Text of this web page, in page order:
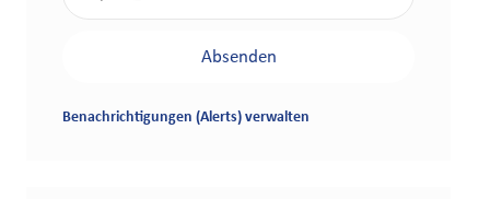
Absenden
Benachrichtigungen (Alerts) verwalten